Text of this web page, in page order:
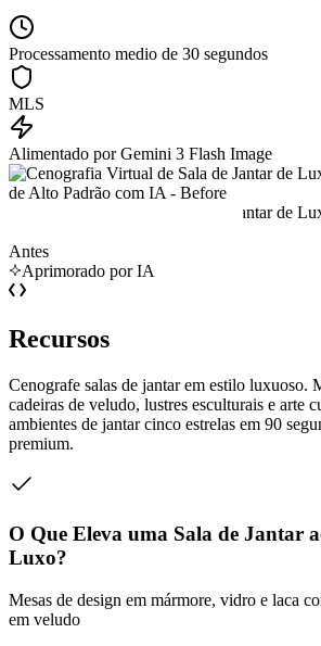
Processamento medio de 30 segundos
MLS
Alimentado por Gemini 3 Flash Image
Antes
Aprimorado por IA
Recursos
Cenografe salas de jantar em estilo luxuoso.
cadeiras de veludo, lustres esculturais e arte
ambientes de jantar cinco estrelas em 90
premium.
O Que Eleva uma Sala de Jantar
Luxo?
Mesas de design em mármore, vidro e laca
em veludo